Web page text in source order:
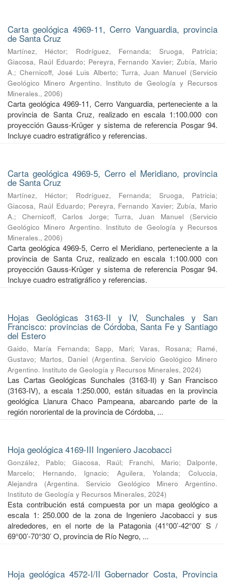
Carta geológica 4969-11, Cerro Vanguardia, provincia
de Santa Cruz
Martínez, Héctor; Rodríguez, Fernanda; Sruoga, Patricia;
Giacosa, Raúl Eduardo; Pereyra, Fernando Xavier;Zubía, Mario
A.;Chernicoff, José Luis Alberto; Turra, Juan Manuel (Servicio
Geológico Minero Argentino. Instituto de Geología y Recursos
Minerales., 2006)
Carta geológica 4969-11, Cerro Vanguardia, perteneciente a la
provincia de Santa Cruz, realizado en escala 1:100.000 con
proyección Gauss-Krüger y sistema de referencia Posgar 94.
Incluye cuadro estratigráfico y referencias.
Carta geológica 4969-5, Cerro el Meridiano, provincia
de Santa Cruz
Martínez, Héctor; Rodríguez, Fernanda; Sruoga, Patricia;
Giacosa, Raúl Eduardo; Pereyra, Fernando Xavier;Zubía, Mario
A.; Chernicoff, Carlos Jorge;Turra, Juan Manuel (Servicio
Geológico Minero Argentino. Instituto de Geología y Recursos
Minerales., 2006)
Carta geológica 4969-5, Cerro el Meridiano, perteneciente a la
provincia de Santa Cruz, realizado en escala 1:100.000 con
proyección Gauss-Krüger y sistema de referencia Posgar 94.
Incluye cuadro estratigráfico y referencias.
Hojas Geológicas 3163-II y IV, Sunchales y San
Francisco: provincias de Córdoba, Santa Fe y Santiago
del Estero
Gaido, María Fernanda;Sapp, Mari;Varas, Rosana; Ramé,
Gustavo; Martos, Daniel (Argentina. Servicio Geológico Minero
Argentino. Instituto de Geología y Recursos Minerales, 2024)
Las Cartas Geológicas Sunchales (3163-II) y San Francisco
(3163-IV), a escala 1:250.000, están situadas en la provincia
geológica Llanura Chaco Pampeana, abarcando parte de la
región nororiental de la provincia de Córdoba, ...
Hoja geológica 4169-III Ingeniero Jacobacci
González, Pablo; Giacosa, Raúl; Franchi, Mario; Dalponte,
Marcelo; Hernando, Ignacio; Aguilera, Yolanda;Coluccia,
Alejandra
(Argentina. Servicio Geológico Minero Argentino.
Instituto de Geología y Recursos Minerales, 2024)
Esta contribución está compuesta por un mapa geológico a
escala 1: 250.000 de la zona de Ingeniero Jacobacci y sus
alrededores, en el norte de la Patagonia (41°00’-42°00’ S /
69°00’-70°30’ O, provincia de Río Negro, ...
Hoja geológica 4572-I/II Gobernador Costa, Provincia